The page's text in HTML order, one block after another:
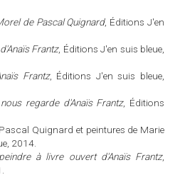
de Pascal Quignard, Éditions J'en
Frantz, Éditions J'en suis bleue,
Frantz, Éditions J'en suis bleue,
regarde d'Anaïs Frantz, Éditions
Quignard et peintures de Marie
2014.
à livre ouvert d'Anaïs Frantz,